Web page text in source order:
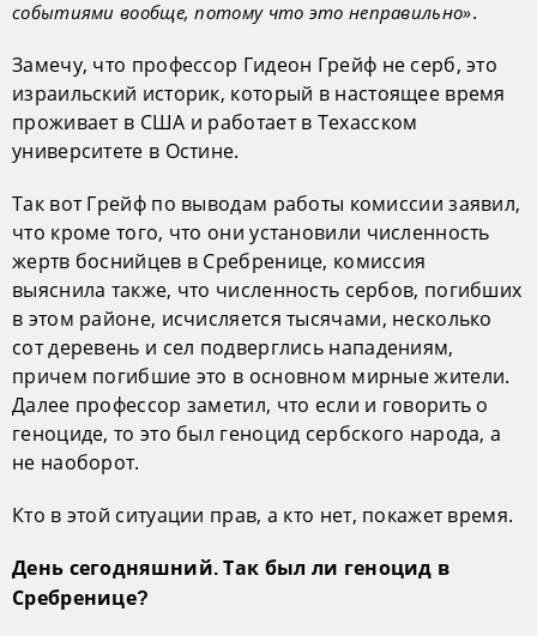
событиями вообще, потому что это неправильно».
Замечу, что профессор Гидеон Грейф не серб, это
израильский историк, который в настоящее время
проживает в США и работает в Техасском
университете в Остине.
Так вот Грейф по выводам работы комиссии заявил,
что кроме того, что они установили численность
жертв боснийцев в Сребренице, комиссия
выяснила также, что численность сербов, погибших
в этом районе, исчисляется тысячами, несколько
сот деревень и сел подверглись нападениям,
причем погибшие это в основном мирные жители.
Далее профессор заметил, что если и говорить о
геноциде, то это был геноцид сербского народа, а
не наоборот.
Кто в этой ситуации прав, а кто нет, покажет время.
День сегодняшний. Так был ли геноцид в
Сребренице?